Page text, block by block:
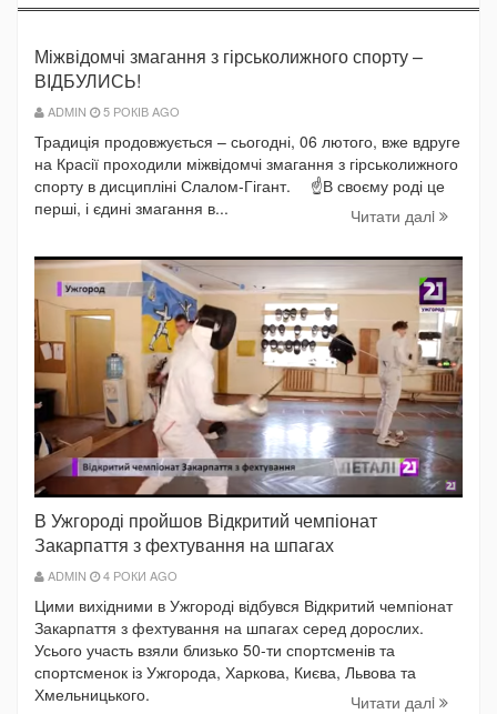
Міжвідомчі змагання з гірськолижного спорту –
ВІДБУЛИСЬ!
ADMIN 5 РОКІВ AGO
Традиція продовжується – сьогодні, 06 лютого, вже вдруге
на Красії проходили міжвідомчі змагання з гірськолижного
спорту в дисципліні Слалом-Гігант. ⠀ ☝️В своєму роді це
перші, і єдині змагання в...
Читати далi
В Ужгороді пройшов Відкритий чемпіонат
Закарпаття з фехтування на шпагах
ADMIN 4 РОКИ AGO
Цими вихідними в Ужгороді відбувся Відкритий чемпіонат
Закарпаття з фехтування на шпагах серед дорослих.
Усього участь взяли близько 50-ти спортсменів та
спортсменок із Ужгорода, Харкова, Києва, Львова та
Хмельницького.
Читати далi